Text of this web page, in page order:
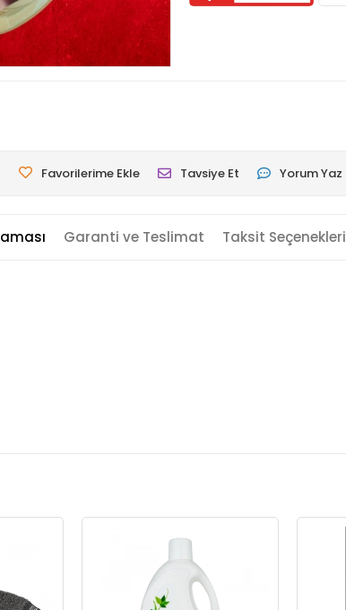
Favorilerime Ekle Tavsiye Et Yorum Yaz
Garanti ve Teslimat Taksit Seçenekleri